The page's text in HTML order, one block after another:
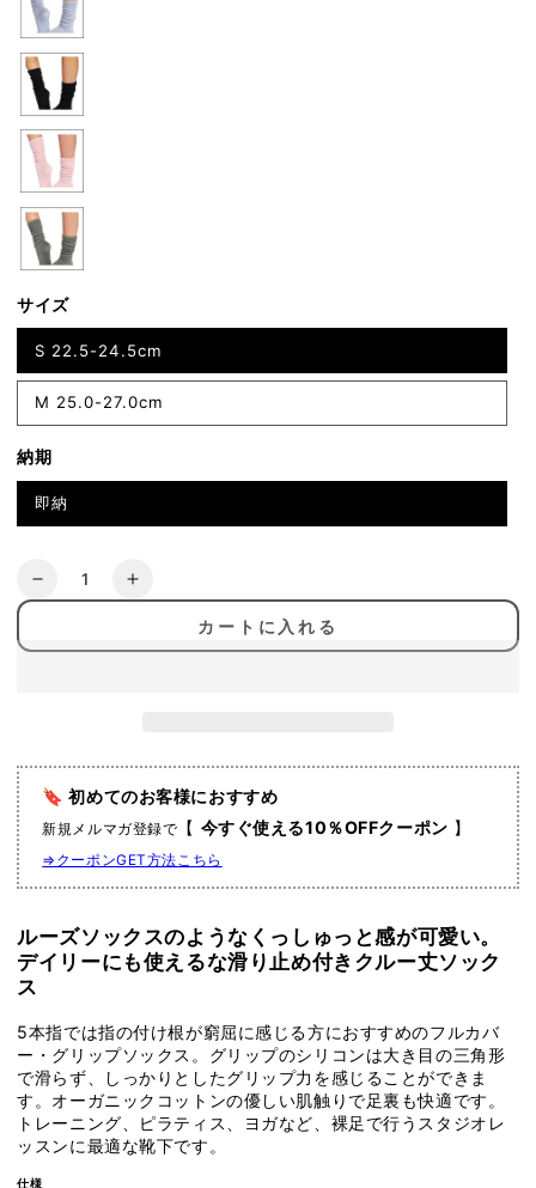
サイズ
S 22.5-24.5cm
M 25.0-27.0cm
納期
即納
量
[TAVI]
リ
ッ
プ
ソ
ク
ス
／
ヨ
ガ
ピ
ラ
テ
[TAVI]
リ
ッ
プ
ソ
ク
ス
ヨ
ガ
ピ
ラ
テ
ィ
カートに入れる
🔖 初めてのお客様におすすめ
新規メルマガ登録で 【 今すぐ使える10％OFFクーポン 】
⇒クーポンGET方法こちら
ルーズソックスのようなくっしゅっと感が可愛い。
デイリーにも使えるな滑り止め付きクルー丈ソック
ス
5本指では指の付け根が窮屈に感じる方におすすめのフルカバ
ー・グリップソックス。グリップのシリコンは大き目の三角形
で滑らず、しっかりとしたグリップ力を感じることができま
す。オーガニックコットンの優しい肌触りで足裏も快適です。
トレーニング、ピラティス、ヨガなど、裸足で行うスタジオレ
ッスンに最適な靴下です。
仕様